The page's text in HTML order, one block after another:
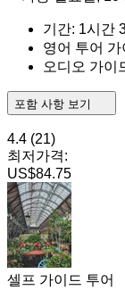
기간: 1시간
영어 투어 가
오디오 가이
포함 사항 보기
4.4 (21)
최저가격:
US$84.75
셀프 가이드 투어